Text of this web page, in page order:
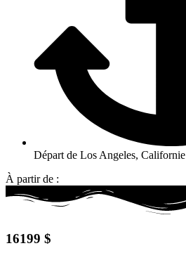
Départ de Los Angeles, Californie
À partir de :
16199 $